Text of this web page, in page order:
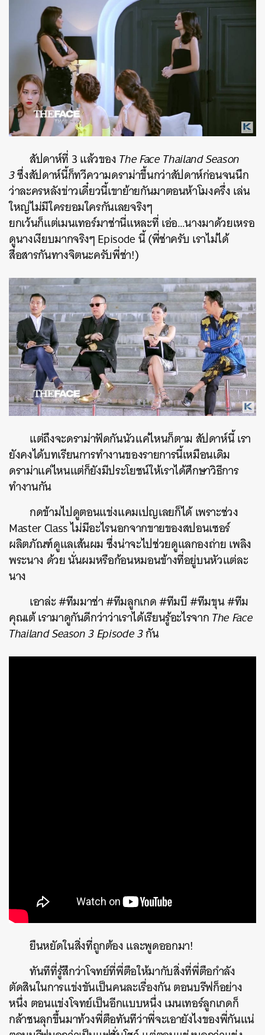
สัปดาห์ที่ 3 แล้วของThe Face Thailand Season
3ซึ่งสัปดาห์นี้ก็ทวีความดราม่าขึ้นกว่าสัปดาห์ก่อนจนนึก
ว่าละครหลังข่าวเดี๋ยวนี้เขาย้ายกันมาตอนห้าโมงครึ่ง เล่น
ใหญ่ไม่มีใครยอมใครกันเลยจริงๆ
ยกเว้นก็แต่เมนเทอร์มาช่านี่แหละที่ เอ่อ…นางมาด้วยเหรอ
ดูนางเงียบมากจริงๆ Episode นี้ (พี่ช่าครับ เราไม่ได้
สื่อสารกันทางจิตนะครับพี่ช่า!)
แต่ถึงจะดราม่าฟัดกันนัวแค่ไหนก็ตาม สัปดาห์นี้ เรา
ยังคงได้บทเรียนการทำงานของรายการนี้เหมือนเดิม
ดราม่าแค่ไหนแต่ก็ยังมีประโยชน์ให้เราได้ศึกษาวิธีการ
ทำงานกัน
กดข้ามไปดูตอนแข่งแคมเปญเลยก็ได้ เพราะช่วง
Master Class ไม่มีอะไรนอกจากขายของสปอนเซอร์
ผลิตภัณฑ์ดูแลเส้นผม ซึ่งน่าจะไปช่วยดูแลกองถ่าย เพลิง
พระนาง ด้วย นั่นผมหรือก้อนหมอนข้างที่อยู่บนหัวแต่ละ
นาง
เอาล่ะ #ทีมมาช่า #ทีมลูกเกด #ทีมบี #ทีมขุน #ทีม
คุณเต้ เรามาดูกันดีกว่าว่าเราได้เรียนรู้อะไรจากThe Face
Thailand Season 3 Episode 3กัน
ยืนหยัดในสิ่งที่ถูกต้อง และพูดออกมา!
ทันทีที่รู้สึกว่าโจทย์ที่พี่ตือให้มากับสิ่งที่พี่ตือกำลัง
ตัดสินในการแข่งขันเป็นคนละเรื่องกัน ตอนบรีฟก็อย่าง
หนึ่ง ตอนแข่งโจทย์เป็นอีกแบบหนึ่ง เมนเทอร์ลูกเกดก็
กล้าชนลุกขึ้นมาท้วงพี่ตือทันทีว่าพี่จะเอายังไงของพี่กันแน่